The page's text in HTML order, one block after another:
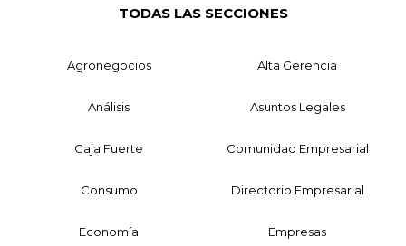
TODAS LAS SECCIONES
Agronegocios Alta Gerencia
Análisis Asuntos Legales
Caja Fuerte Comunidad Empresarial
Consumo Directorio Empresarial
Economía Empresas